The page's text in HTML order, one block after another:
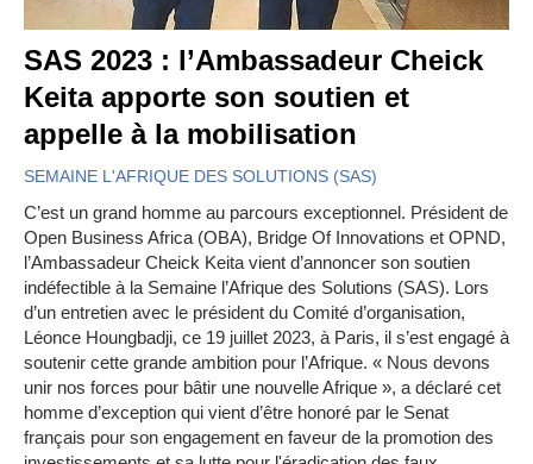
SAS 2023 : l’Ambassadeur Cheick
Keita apporte son soutien et
appelle à la mobilisation
SEMAINE L'AFRIQUE DES SOLUTIONS (SAS)
C’est un grand homme au parcours exceptionnel. Président de
Open Business Africa (OBA), Bridge Of Innovations et OPND,
l’Ambassadeur Cheick Keita vient d’annoncer son soutien
indéfectible à la Semaine l’Afrique des Solutions (SAS). Lors
d’un entretien avec le président du Comité d’organisation,
Léonce Houngbadji, ce 19 juillet 2023, à Paris, il s’est engagé à
soutenir cette grande ambition pour l’Afrique. « Nous devons
unir nos forces pour bâtir une nouvelle Afrique », a déclaré cet
homme d’exception qui vient d’être honoré par le Senat
français pour son engagement en faveur de la promotion des